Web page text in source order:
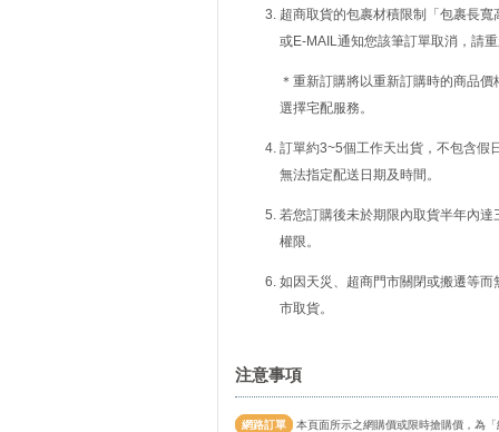
超商取貨的包裹材積限制「包裹長
或E-MAIL通知您該筆訂單取消，請
＊重新訂購將以重新訂購時的商品
選擇宅配服務。
訂單約3~5個工作天出貨，不包含假
無法指定配送日期及時間。
若您訂購後未於期限內取貨半年內
權限。
如因天災、超商門市關閉或搬遷等
市取貨。
注意事項
網路訂單 本頁面所示之網購價或限時搶購價，為